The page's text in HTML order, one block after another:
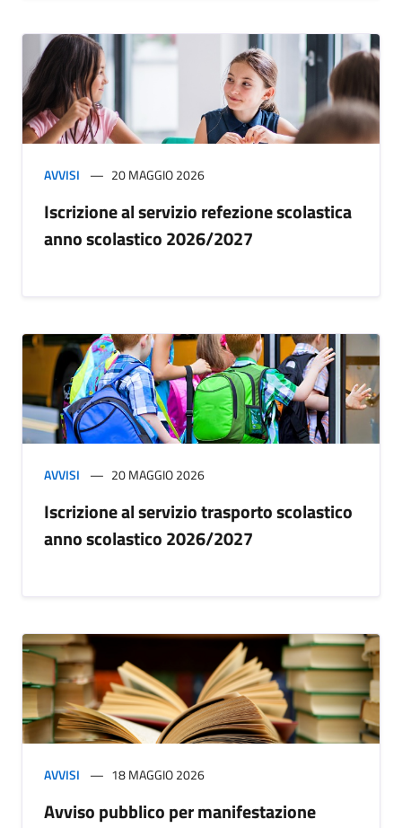
AVVISI 20 MAGGIO 2026
Iscrizione al servizio refezione scolastica
anno scolastico 2026/2027
AVVISI 20 MAGGIO 2026
Iscrizione al servizio trasporto scolastico
anno scolastico 2026/2027
AVVISI 18 MAGGIO 2026
Avviso pubblico per manifestazione